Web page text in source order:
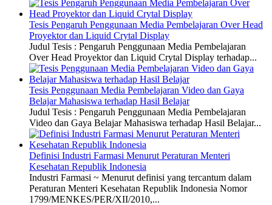
Tesis Pengaruh Penggunaan Media Pembelajaran Over Head
Proyektor dan Liquid Crytal Display
Judul Tesis : Pengaruh Penggunaan Media Pembelajaran
Over Head Proyektor dan Liquid Crytal Display terhadap...
Tesis Penggunaan Media Pembelajaran Video dan Gaya
Belajar Mahasiswa terhadap Hasil Belajar
Judul Tesis : Pengaruh Penggunaan Media Pembelajaran
Video dan Gaya Belajar Mahasiswa terhadap Hasil Belajar...
Definisi Industri Farmasi Menurut Peraturan Menteri
Kesehatan Republik Indonesia
Industri Farmasi ~ Menurut definisi yang tercantum dalam
Peraturan Menteri Kesehatan Republik Indonesia Nomor
1799/MENKES/PER/XII/2010,...